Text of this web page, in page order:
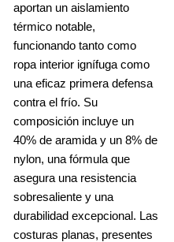
aportan un aislamiento
térmico notable,
funcionando tanto como
ropa interior ignífuga como
una eficaz primera defensa
contra el frío. Su
composición incluye un
40% de aramida y un 8% de
nylon, una fórmula que
asegura una resistencia
sobresaliente y una
durabilidad excepcional. Las
costuras planas, presentes